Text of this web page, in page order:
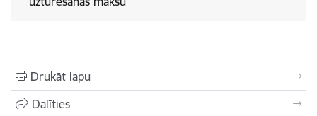
Drukāt lapu
Dalīties